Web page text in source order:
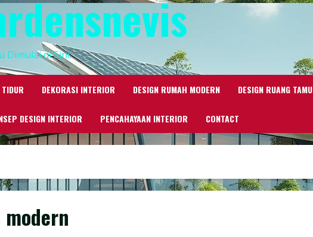
Dimulai di Sini.
DEKORASI INTERIOR DESIGN RUMAH MODERN DESIGN RUANG TAMU
DESIGN INTERIOR PENCAHAYAAN INTERIOR CONTACT